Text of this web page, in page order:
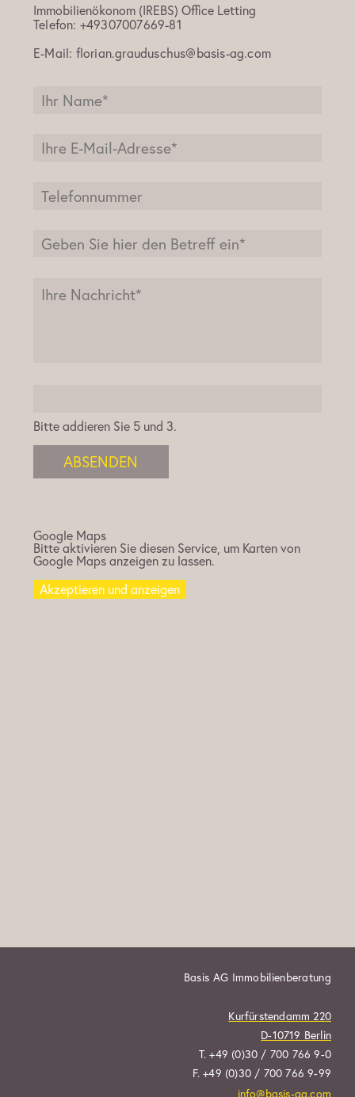
Immobilienökonom (IREBS) Office Letting
Telefon: +49307007669-81
E-Mail: florian.grauduschus@basis-ag.com
Bitte addieren Sie 5 und 3.
ABSENDEN
Google Maps
Bitte aktivieren Sie diesen Service, um Karten von
Google Maps anzeigen zu lassen.
Akzeptieren und anzeigen
Basis AG Immobilienberatung
Kurfürstendamm 220
D-10719 Berlin
T. +49 (0)30 / 700 766 9-0
F. +49 (0)30 / 700 766 9-99
info@basis-ag.com